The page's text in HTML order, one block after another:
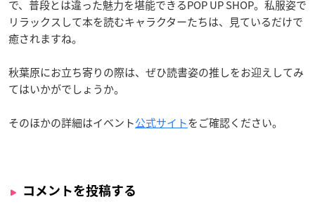
で、普段とは違った魅力を堪能できるPOP UP SHOP。私服姿で
リラックスして本を読むキャラクターたちは、見ているだけで
癒されますね。
秋葉原にお立ち寄りの際は、ぜひ読書姿の推しをお迎えしてみ
てはいかがでしょうか。
そのほかの詳細はイベント公式サイトをご確認ください。
コメントを投稿する